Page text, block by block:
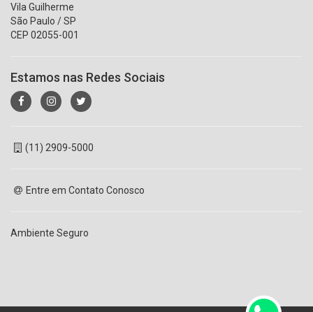
Vila Guilherme
São Paulo / SP
CEP 02055-001
Estamos nas Redes Sociais
(11) 2909-5000
Entre em Contato Conosco
Ambiente Seguro